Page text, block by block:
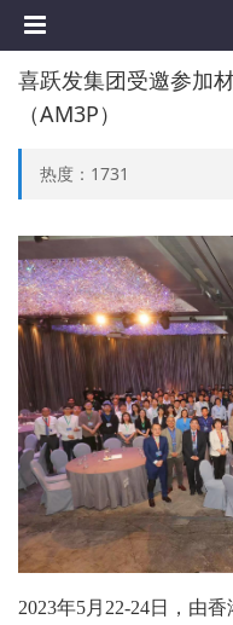
喜跃发集团受邀参加
（AM3P）
热度： 1731
2023年5月22-24日，由